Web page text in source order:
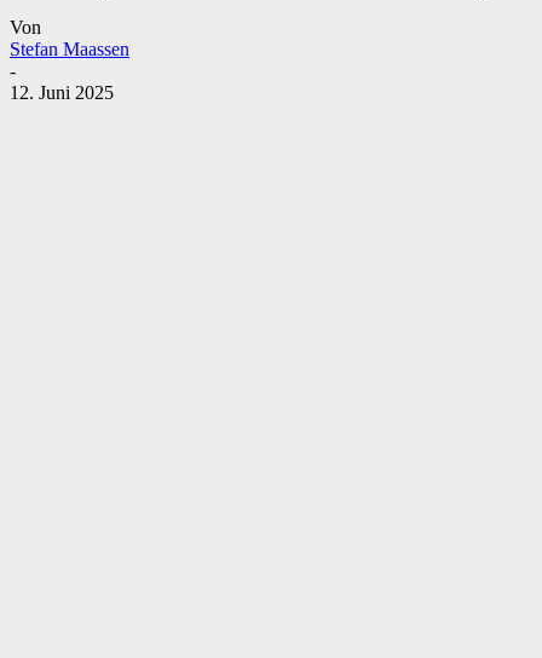
Von
Stefan Maassen
-
12. Juni 2025